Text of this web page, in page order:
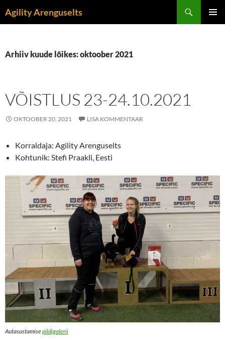
sisu
Agility Arenguselts
Arhiiv kuude lõikes: oktoober 2021
VÕISTLUS 23-24.10.2021
OKTOOBER 20, 2021 LISA KOMMENTAAR
Korraldaja: Agility Arenguselts
Kohtunik: Stefi Praakli, Eesti
Autasustamisepildigalerii